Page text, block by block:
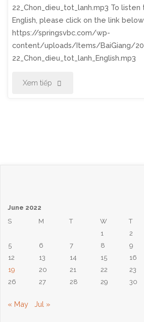
Mới"
22_Chon_dieu_tot_lanh.mp3 To listen
English, please click on the link below
https://springsvbc.com/wp-
content/uploads/Items/BaiGiang/
22_Chon_dieu_tot_lanh_English.mp3
Xem tiếp "Thờ
June 2022
S
M T W T
1
2
5
6 7 8 9
12
13 14 15 16
19
20 21 22 23
26
27 28 29 30
« May Jul »